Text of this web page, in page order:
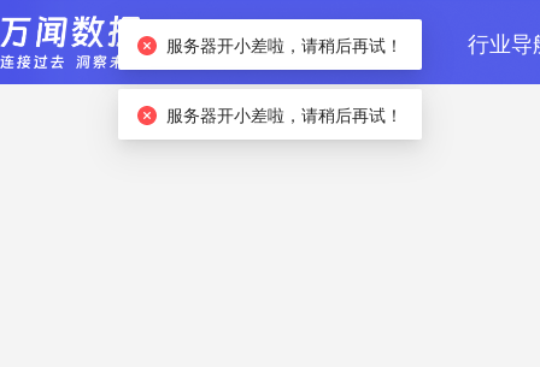
首页 数据检索 行业导
服务器开小差啦，请稍后再试！
服务器开小差啦，请稍后再试！